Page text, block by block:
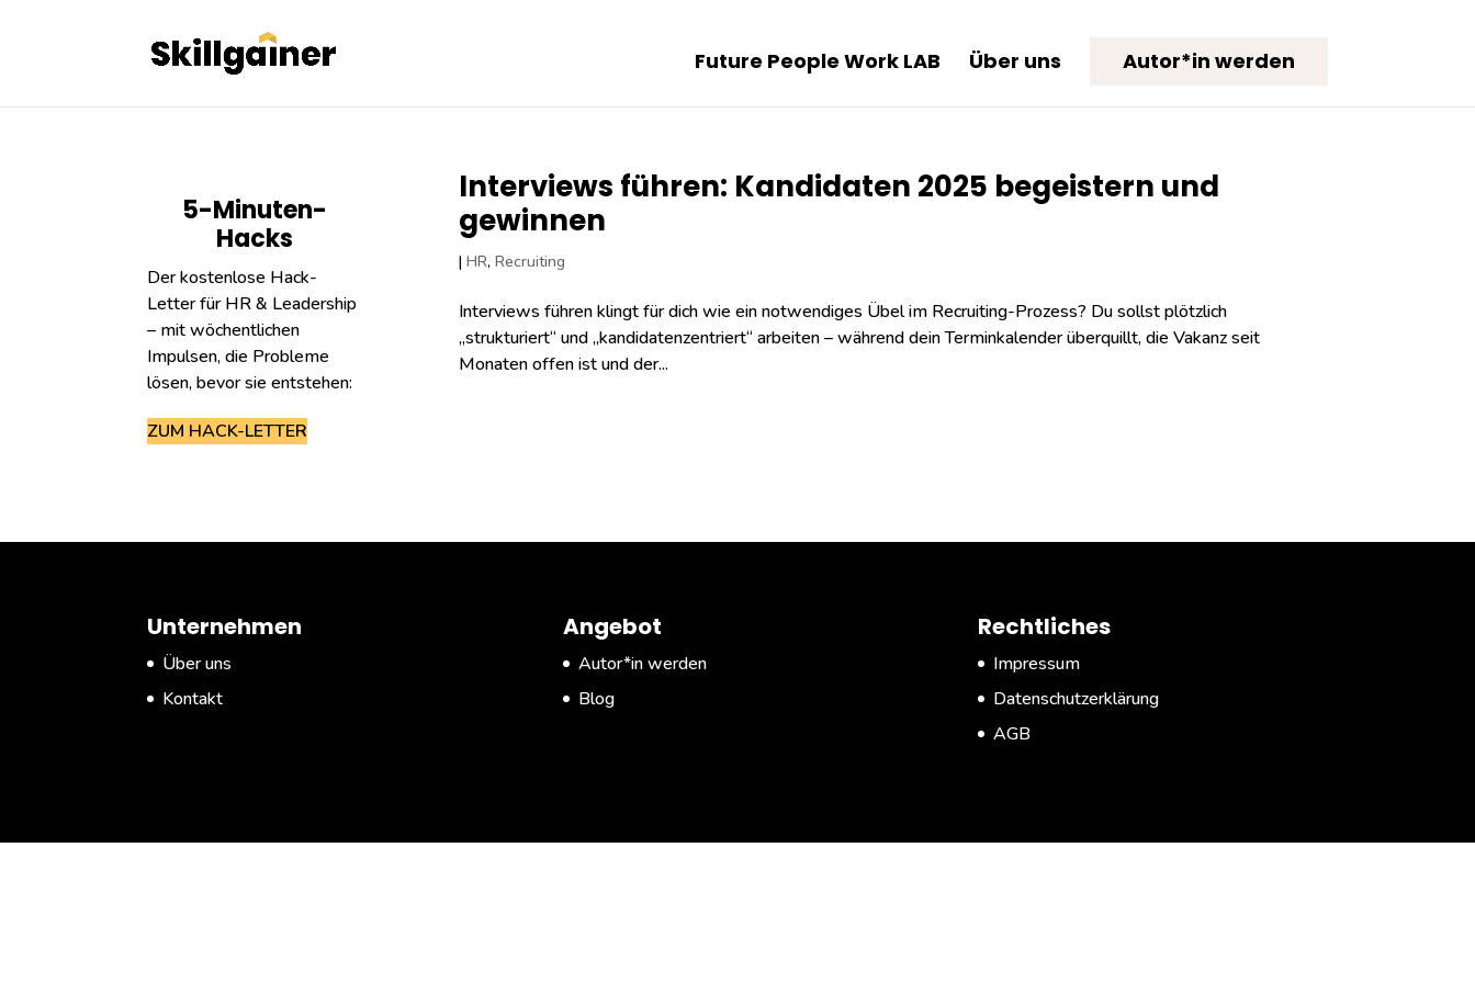
Future People Work LAB Über uns Autor*in werden
Interviews führen: Kandidaten 2025 begeistern und
gewinnen
| HR, Recruiting
Interviews führen klingt für dich wie ein notwendiges Übel im Recruiting-Prozess? Du sollst plötzlich
„strukturiert“ und „kandidatenzentriert“ arbeiten – während dein Terminkalender überquillt, die Vakanz seit
Monaten offen ist und der...
5-Minuten-
Hacks
Der kostenlose Hack-
Letter für HR & Leadership
– mit wöchentlichen
Impulsen, die Probleme
lösen, bevor sie entstehen:
ZUM HACK-LETTER
Unternehmen
Über uns
Kontakt
Angebot
Autor*in werden
Blog
Rechtliches
Impressum
Datenschutzerklärung
AGB